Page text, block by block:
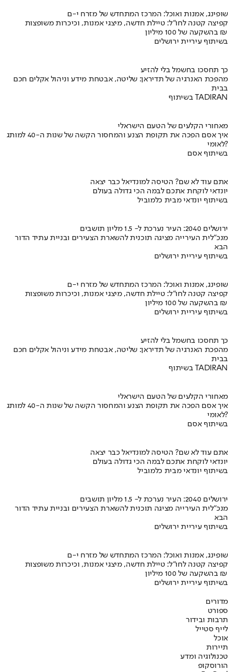
שופינג, אמנות ואוכל: המרכז המתחדש של מזרח י-ם
קפיצה קטנה לחו"ל: טיילת חדשה, מיצגי אמנות, וכיכרות משופצות
בהשקעה של 100 מיליון ₪
בשיתוף עיריית ירושלים
כך תחסכו בחשמל בלי להזיע
מהפכת האנרגיה של תדיראן: שליטה, אבטחת מידע וניהול אקלים חכם
בבית
בשיתוף TADIRAN
מאחורי הקלעים של הטעם הישראלי
איך אסם הפכה את תקופת הצנע והמחסור הקשה של שנות ה-40 למותג
לאומי?
בשיתוף אסם
אתם עוד לא שם? הטיסה למונדיאל כבר יצאה
יונדאי לוקחת אתכם לבמה הכי גדולה בעולם
בשיתוף יונדאי מבית כלמוביל
ירושלים 2040: העיר נערכת ל- 1.5 מליון תושבים
מנכ"לית העירייה מציגה תוכנית להשארת הצעירים ובניית עתיד הדור
הבא
בשיתוף עיריית ירושלים
שופינג, אמנות ואוכל: המרכז המתחדש של מזרח י-ם
קפיצה קטנה לחו"ל: טיילת חדשה, מיצגי אמנות, וכיכרות משופצות
בהשקעה של 100 מיליון ₪
בשיתוף עיריית ירושלים
כך תחסכו בחשמל בלי להזיע
מהפכת האנרגיה של תדיראן: שליטה, אבטחת מידע וניהול אקלים חכם
בבית
בשיתוף TADIRAN
מאחורי הקלעים של הטעם הישראלי
איך אסם הפכה את תקופת הצנע והמחסור הקשה של שנות ה-40 למותג
לאומי?
בשיתוף אסם
אתם עוד לא שם? הטיסה למונדיאל כבר יצאה
יונדאי לוקחת אתכם לבמה הכי גדולה בעולם
בשיתוף יונדאי מבית כלמוביל
ירושלים 2040: העיר נערכת ל- 1.5 מליון תושבים
מנכ"לית העירייה מציגה תוכנית להשארת הצעירים ובניית עתיד הדור
הבא
בשיתוף עיריית ירושלים
שופינג, אמנות ואוכל: המרכז המתחדש של מזרח י-ם
קפיצה קטנה לחו"ל: טיילת חדשה, מיצגי אמנות, וכיכרות משופצות
בהשקעה של 100 מיליון ₪
בשיתוף עיריית ירושלים
מדורים
ספורט
תרבות ובידור
לייף סטייל
אוכל
תיירות
טכנולוגיה ומדע
הורוסקופ